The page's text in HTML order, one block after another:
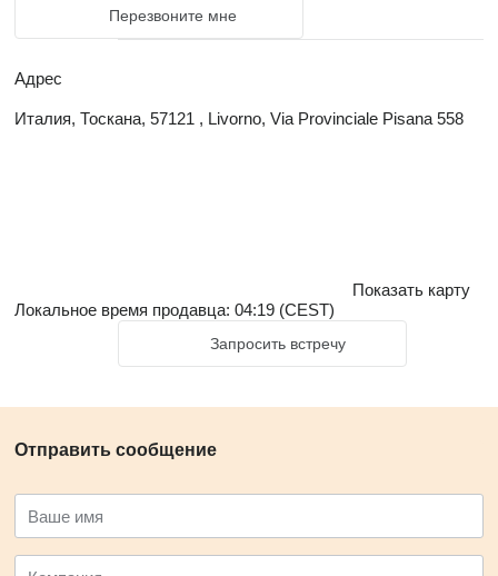
Перезвоните мне
Адрес
Италия, Тоскана, 57121 , Livorno, Via Provinciale Pisana 558
Показать карту
Локальное время продавца: 04:19 (CEST)
Запросить встречу
Отправить сообщение